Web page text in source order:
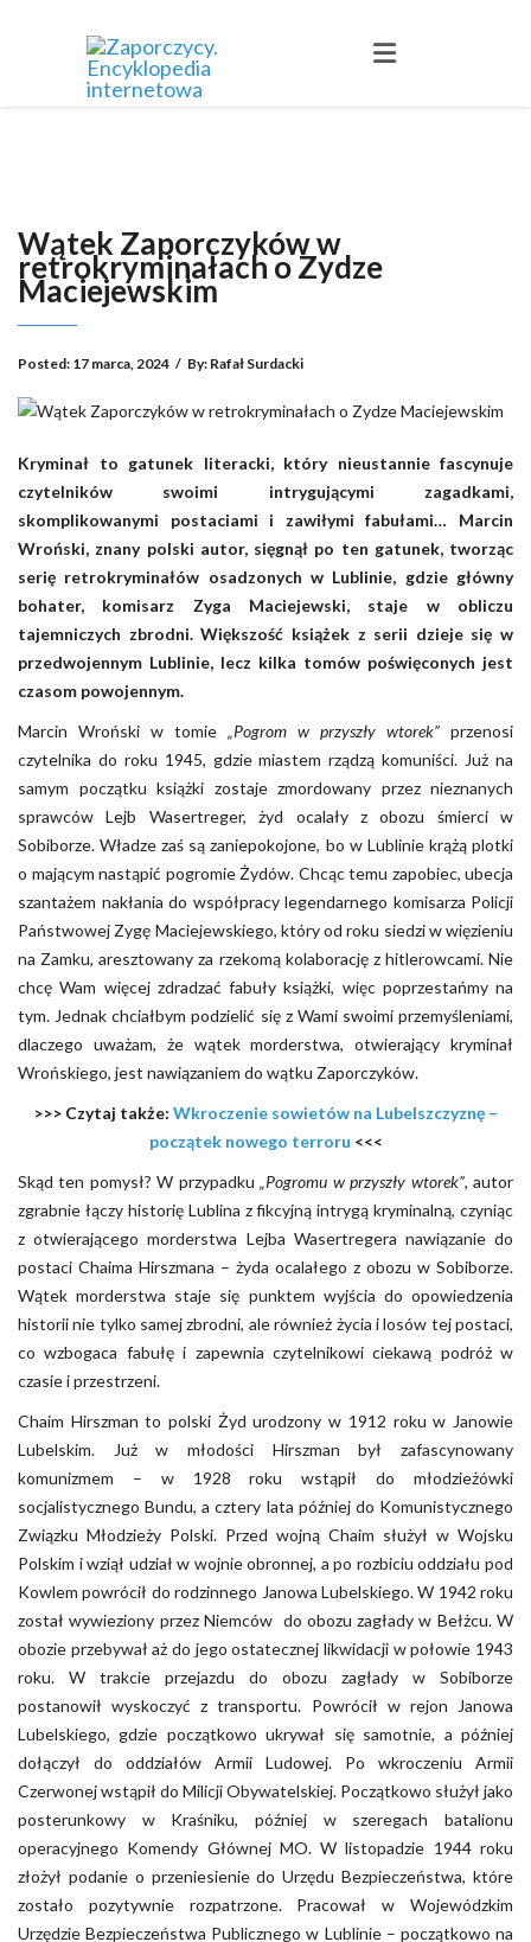
Wątek Zaporczyków w
retrokryminałach o Zydze
Maciejewskim
Posted: 17 marca, 2024 / By: Rafał Surdacki
Kryminał to gatunek literacki, który nieustannie fascynuje
czytelników swoimi intrygującymi zagadkami,
skomplikowanymi postaciami i zawiłymi fabułami… Marcin
Wroński, znany polski autor, sięgnął po ten gatunek, tworząc
serię retrokryminałów osadzonych w Lublinie, gdzie główny
bohater, komisarz Zyga Maciejewski, staje w obliczu
tajemniczych zbrodni. Większość książek z serii dzieje się w
przedwojennym Lublinie, lecz kilka tomów poświęconych jest
czasom powojennym.
Marcin Wroński w tomie „Pogrom w przyszły wtorek” przenosi
czytelnika do roku 1945, gdzie miastem rządzą komuniści. Już na
samym początku książki zostaje zmordowany przez nieznanych
sprawców Lejb Wasertreger, żyd ocalały z obozu śmierci w
Sobiborze. Władze zaś są zaniepokojone, bo w Lublinie krążą plotki
o mającym nastąpić pogromie Żydów. Chcąc temu zapobiec, ubecja
szantażem nakłania do współpracy legendarnego komisarza Policji
Państwowej Zygę Maciejewskiego, który od roku siedzi w więzieniu
na Zamku, aresztowany za rzekomą kolaborację z hitlerowcami. Nie
chcę Wam więcej zdradzać fabuły książki, więc poprzestańmy na
tym. Jednak chciałbym podzielić się z Wami swoimi przemyśleniami,
dlaczego uważam, że wątek morderstwa, otwierający kryminał
Wrońskiego, jest nawiązaniem do wątku Zaporczyków.
>>> Czytaj także: Wkroczenie sowietów na Lubelszczyznę –
początek nowego terroru <<<
Skąd ten pomysł? W przypadku„Pogromu w przyszły wtorek”, autor
zgrabnie łączy historię Lublina z fikcyjną intrygą kryminalną, czyniąc
z otwierającego morderstwa Lejba Wasertregera nawiązanie do
postaci Chaima Hirszmana – żyda ocalałego z obozu w Sobiborze.
Wątek morderstwa staje się punktem wyjścia do opowiedzenia
historii nie tylko samej zbrodni, ale również życia i losów tej postaci,
co wzbogaca fabułę i zapewnia czytelnikowi ciekawą podróż w
czasie i przestrzeni.
Chaim Hirszman to polski Żyd urodzony w 1912 roku w Janowie
Lubelskim. Już w młodości Hirszman był zafascynowany
komunizmem – w 1928 roku wstąpił do młodzieżówki
socjalistycznego Bundu, a cztery lata później do Komunistycznego
Związku Młodzieży Polski. Przed wojną Chaim służył w Wojsku
Polskim i wziął udział w wojnie obronnej, a po rozbiciu oddziału pod
Kowlem powrócił do rodzinnego Janowa Lubelskiego. W 1942 roku
został wywieziony przez Niemców do obozu zagłady w Bełżcu. W
obozie przebywał aż do jego ostatecznej likwidacji w połowie 1943
roku. W trakcie przejazdu do obozu zagłady w Sobiborze
postanowił wyskoczyć z transportu. Powrócił w rejon Janowa
Lubelskiego, gdzie początkowo ukrywał się samotnie, a później
dołączył do oddziałów Armii Ludowej. Po wkroczeniu Armii
Czerwonej wstąpił do Milicji Obywatelskiej. Początkowo służył jako
posterunkowy w Kraśniku, później w szeregach batalionu
operacyjnego Komendy Głównej MO. W listopadzie 1944 roku
złożył podanie o przeniesienie do Urzędu Bezpieczeństwa, które
zostało pozytywnie rozpatrzone. Pracował w Wojewódzkim
Urzędzie Bezpieczeństwa Publicznego w Lublinie – początkowo na